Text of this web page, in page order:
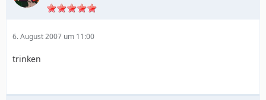
6. August 2007 um 11:00
trinken